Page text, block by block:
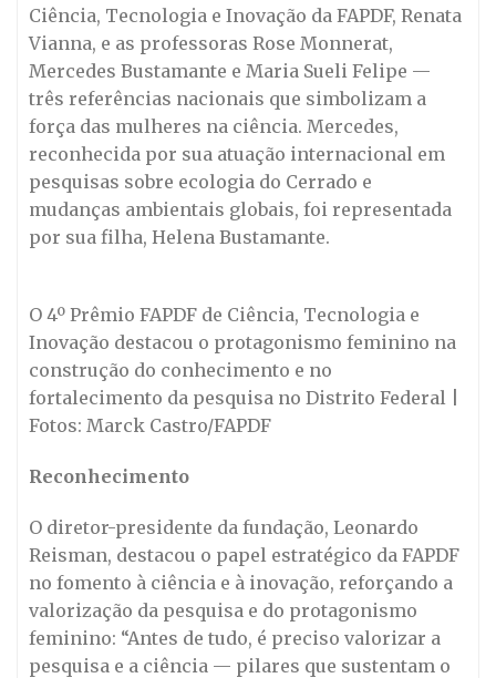
Ciência, Tecnologia e Inovação da FAPDF, Renata
Vianna, e as professoras Rose Monnerat,
Mercedes Bustamante e Maria Sueli Felipe —
três referências nacionais que simbolizam a
força das mulheres na ciência. Mercedes,
reconhecida por sua atuação internacional em
pesquisas sobre ecologia do Cerrado e
mudanças ambientais globais, foi representada
por sua filha, Helena Bustamante.
O 4º Prêmio FAPDF de Ciência, Tecnologia e
Inovação destacou o protagonismo feminino na
construção do conhecimento e no
fortalecimento da pesquisa no Distrito Federal |
Fotos: Marck Castro/FAPDF
Reconhecimento
O diretor-presidente da fundação, Leonardo
Reisman, destacou o papel estratégico da FAPDF
no fomento à ciência e à inovação, reforçando a
valorização da pesquisa e do protagonismo
feminino: “Antes de tudo, é preciso valorizar a
pesquisa e a ciência — pilares que sustentam o